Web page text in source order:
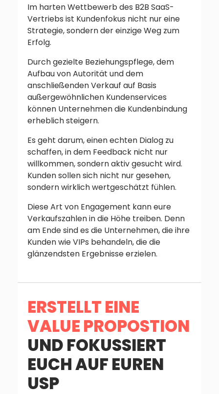
Im harten Wettbewerb des B2B SaaS-
Vertriebs ist Kundenfokus nicht nur eine
Strategie, sondern der einzige Weg zum
Erfolg.
Durch gezielte Beziehungspflege, dem
Aufbau von Autorität und dem
anschließenden Verkauf auf Basis
außergewöhnlichen Kundenservices
können Unternehmen die Kundenbindung
erheblich steigern.
Es geht darum, einen echten Dialog zu
schaffen, in dem Feedback nicht nur
willkommen, sondern aktiv gesucht wird.
Kunden sollen sich nicht nur gesehen,
sondern wirklich wertgeschätzt fühlen.
Diese Art von Engagement kann eure
Verkaufszahlen in die Höhe treiben. Denn
am Ende sind es die Unternehmen, die ihre
Kunden wie VIPs behandeln, die die
glänzendsten Ergebnisse erzielen.
ERSTELLT EINE
VALUE PROPOSTION
UND FOKUSSIERT
EUCH AUF EUREN
USP